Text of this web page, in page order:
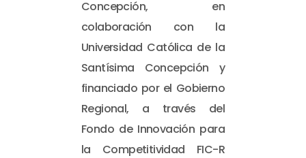
Concepción, en
colaboración con la
Universidad Católica de la
Santísima Concepción y
financiado por el Gobierno
Regional, a través del
Fondo de Innovación para
la Competitividad FIC-R